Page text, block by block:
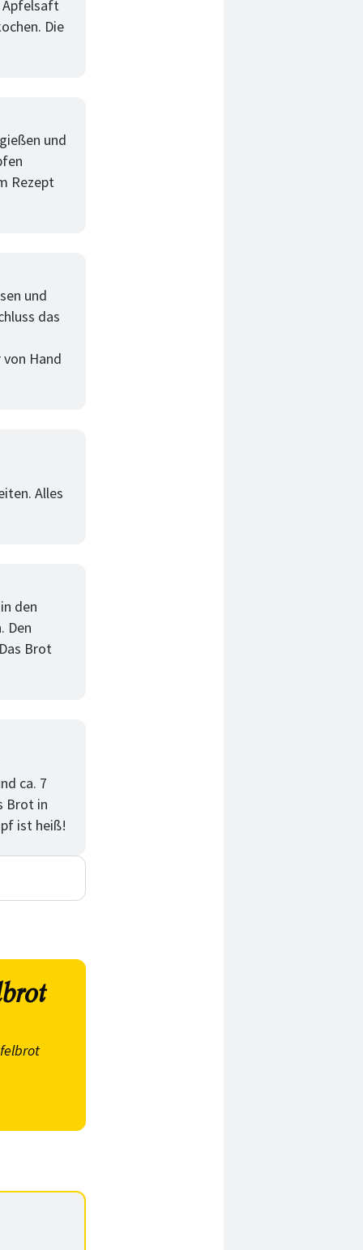
Apfelsaft
Die
und
Rezept
und
das
Hand
Alles
den
Den
Brot
ca. 7
Brot in
ist heiß!